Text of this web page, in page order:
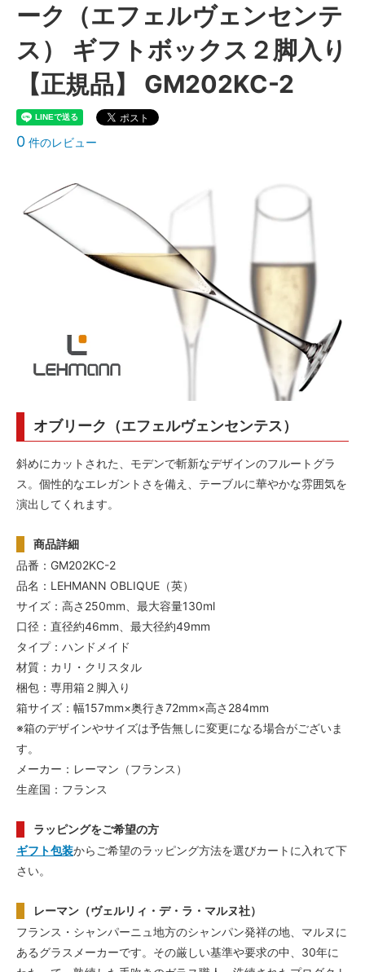
ーク（エフェルヴェンセンテ
ス） ギフトボックス２脚入り
【正規品】 GM202KC-2
0 件のレビュー
オブリーク（エフェルヴェンセンテス）
斜めにカットされた、モデンで斬新なデザインのフルートグラ
ス。個性的なエレガントさを備え、テーブルに華やかな雰囲気を
演出してくれます。
商品詳細
品番：GM202KC-2
品名：LEHMANN OBLIQUE（英）
サイズ：高さ250mm、最大容量130ml
口径：直径約46mm、最大径約49mm
タイプ：ハンドメイド
材質：カリ・クリスタル
梱包：専用箱２脚入り
箱サイズ：幅157mm×奥行き72mm×高さ284mm
※箱のデザインやサイズは予告無しに変更になる場合がございま
す。
メーカー：レーマン（フランス）
生産国：フランス
ラッピングをご希望の方
ギフト包装からご希望のラッピング方法を選びカートに入れて下
さい。
レーマン（ヴェルリィ・デ・ラ・マルヌ社）
フランス・シャンパーニュ地方のシャンパン発祥の地、マルヌに
あるグラスメーカーです。その厳しい基準や要求の中、30年に